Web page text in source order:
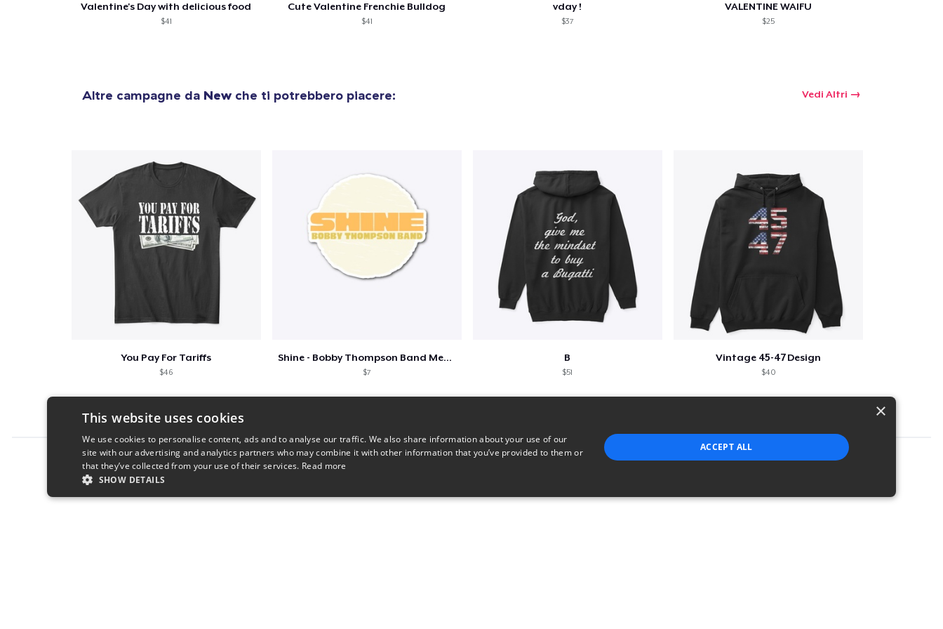
Valentine's Day with delicious food
$41
Cute Valentine Frenchie Bulldog
$41
vday !
$37
VALENTINE WAIFU
$25
Altre campagne da Newche ti potrebbero piacere: Vedi Altri
You Pay For Tariffs
$46
Shine - Bobby Thompson Band Merch
$7
B
$51
Vintage 45-47 Design
$40
Report this product
×
This website uses cookies
We use cookies to personalise content, ads and to analyse our traffic. We also share information about your use of our
site with our advertising and analytics partners who may combine it with other information that you’ve provided to them or
that they’ve collected from your use of their services. Read more
SHOW DETAILS
ACCEPT ALL